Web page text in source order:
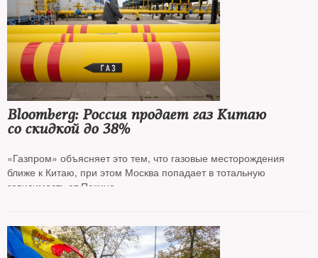
Bloomberg: Россия продает газ Китаю
со скидкой до 38%
«Газпром» объясняет это тем, что газовые месторождения
ближе к Китаю, при этом Москва попадает в тотальную
зависимость от Пекина